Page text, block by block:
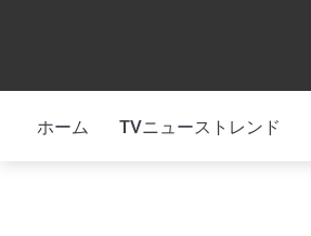
ホーム TVニューストレンド